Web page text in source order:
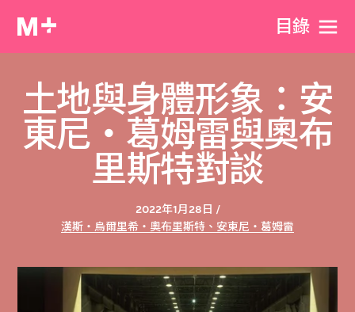
目​錄
2022年1月28日 /
漢斯‧烏爾里希‧奧布里斯特、安東尼‧葛姆雷
土地與身體形象：安
東尼‧葛姆雷與奧布
里斯特對談